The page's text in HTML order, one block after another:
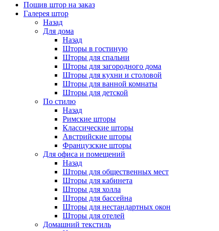
Пошив штор на заказ
Галерея штор
Назад
Для дома
Назад
Шторы в гостиную
Шторы для спальни
Шторы для загородного дома
Шторы для кухни и столовой
Шторы для ванной комнаты
Шторы для детской
По стилю
Назад
Римские шторы
Классические шторы
Австрийские шторы
Французские шторы
Для офиса и помещений
Назад
Шторы для общественных мест
Шторы для кабинета
Шторы для холла
Шторы для бассейна
Шторы для нестандартных окон
Шторы для отелей
Домашний текстиль